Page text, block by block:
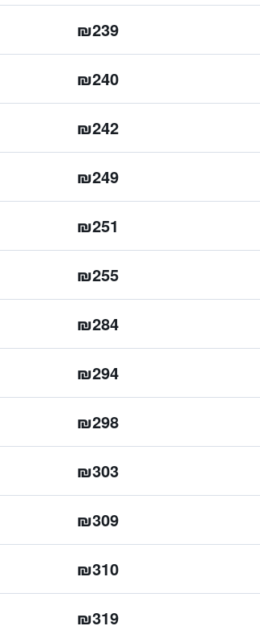
₪239
₪240
₪242
₪249
₪251
₪255
₪284
₪294
₪298
₪303
₪309
₪310
₪319